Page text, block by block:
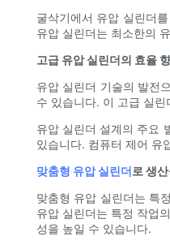
굴삭기에서 유압 실린더
유압 실린더는 최소한의
고급 유압 실린더의 효율
유압 실린더 기술의 발전
수 있습니다. 이 고급 실
유압 실린더 설계의 주요
있습니다. 컴퓨터 제어 유
맞춤형 유압 실린더로 생
맞춤형 유압 실린더는 특
유압 실린더는 특정 작업
성을 높일 수 있습니다.